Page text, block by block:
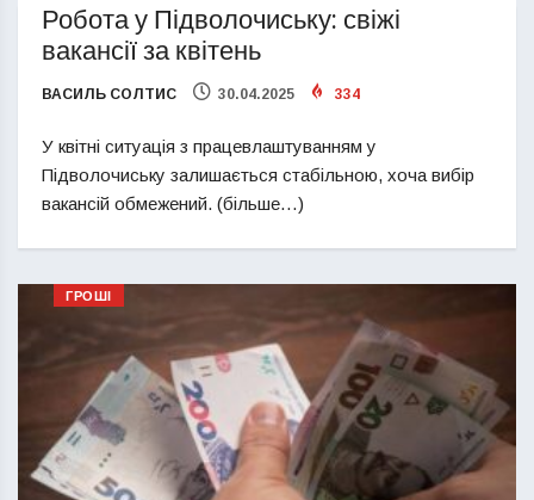
Робота у Підволочиську: свіжі
вакансії за квітень
ВАСИЛЬ СОЛТИС 30.04.2025 334
У квітні ситуація з працевлаштуванням у
Підволочиську залишається стабільною, хоча вибір
вакансій обмежений. (більше…)
ГРОШІ